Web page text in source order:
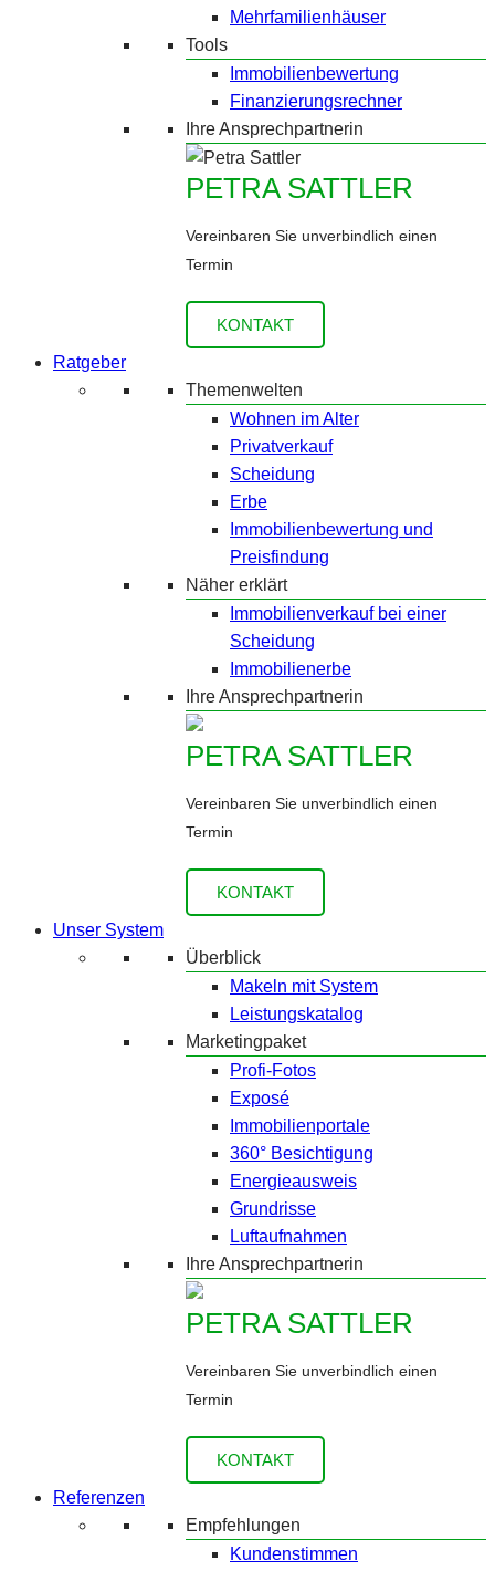
Mehrfamilienhäuser
Tools
Immobilienbewertung
Finanzierungsrechner
Ihre Ansprechpartnerin
PETRA SATTLER
Vereinbaren Sie unverbindlich einen
Termin
KONTAKT
Ratgeber
Themenwelten
Wohnen im Alter
Privatverkauf
Scheidung
Erbe
Immobilienbewertung und
Preisfindung
Näher erklärt
Immobilienverkauf bei einer
Scheidung
Immobilienerbe
Ihre Ansprechpartnerin
PETRA SATTLER
Vereinbaren Sie unverbindlich einen
Termin
KONTAKT
Unser System
Überblick
Makeln mit System
Leistungskatalog
Marketingpaket
Profi-Fotos
Exposé
Immobilienportale
360° Besichtigung
Energieausweis
Grundrisse
Luftaufnahmen
Ihre Ansprechpartnerin
PETRA SATTLER
Vereinbaren Sie unverbindlich einen
Termin
KONTAKT
Referenzen
Empfehlungen
Kundenstimmen